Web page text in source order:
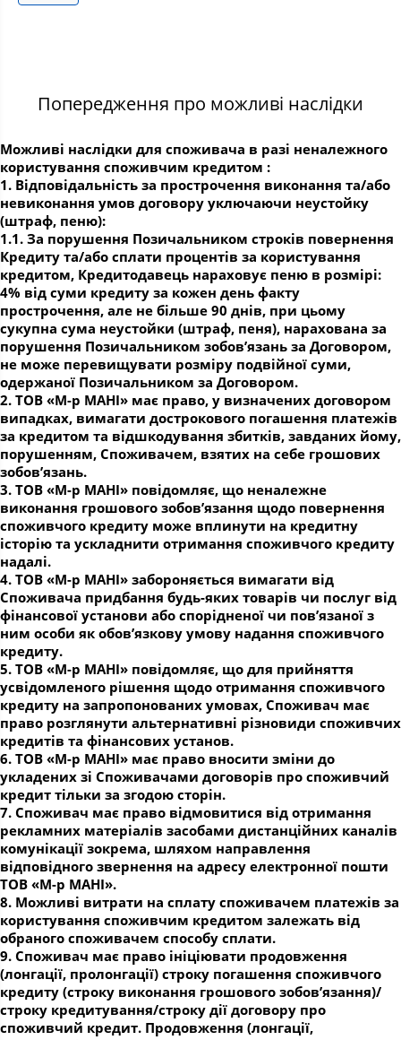
Попередження про можливі наслідки
Можливі наслідки для споживача в разі неналежного
користування споживчим кредитом :
1. Відповідальність за прострочення виконання та/або
невиконання умов договору уключаючи неустойку
(штраф, пеню):
1.1. За порушення Позичальником строків повернення
Кредиту та/або сплати процентів за користування
кредитом, Кредитодавець нараховує пеню в розмірі:
4% від суми кредиту за кожен день факту
прострочення, але не більше 90 днів, при цьому
сукупна сума неустойки (штраф, пеня), нарахована за
порушення Позичальником зобов’язань за Договором,
не може перевищувати розміру подвійної суми,
одержаної Позичальником за Договором.
2. ТОВ «М-р МАНІ» має право, у визначених договором
випадках, вимагати дострокового погашення платежів
за кредитом та відшкодування збитків, завданих йому,
порушенням, Споживачем, взятих на себе грошових
зобов’язань.
3. ТОВ «М-р МАНІ» повідомляє, що неналежне
виконання грошового зобов’язання щодо повернення
споживчого кредиту може вплинути на кредитну
історію та ускладнити отримання споживчого кредиту
надалі.
4. ТОВ «М-р МАНІ» забороняється вимагати від
Споживача придбання будь-яких товарів чи послуг від
фінансової установи або спорідненої чи пов’язаної з
ним особи як обов’язкову умову надання споживчого
кредиту.
5. ТОВ «М-р МАНІ» повідомляє, що для прийняття
усвідомленого рішення щодо отримання споживчого
кредиту на запропонованих умовах, Споживач має
право розглянути альтернативні різновиди споживчих
кредитів та фінансових установ.
6. ТОВ «М-р МАНІ» має право вносити зміни до
укладених зі Споживачами договорів про споживчий
кредит тільки за згодою сторін.
7. Споживач має право відмовитися від отримання
рекламних матеріалів засобами дистанційних каналів
комунікації зокрема, шляхом направлення
відповідного звернення на адресу електронної пошти
ТОВ «М-р МАНІ».
8. Можливі витрати на сплату споживачем платежів за
користування споживчим кредитом залежать від
обраного споживачем способу сплати.
9. Споживач має право ініціювати продовження
(лонгації, пролонгації) строку погашення споживчого
кредиту (строку виконання грошового зобов’язання)/
строку кредитування/строку дії договору про
споживчий кредит. Продовження (лонгації,